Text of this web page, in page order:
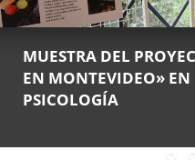
MUESTRA DEL
EN MONTEVIDEO» EN
PSICOLOGÍA
DEFENSAS DE TFG |
BIOLOGÍA Y